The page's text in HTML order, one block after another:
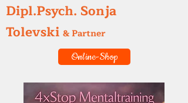
Dipl.Psych. Sonja
Tolevski & Partner
Online-Shop